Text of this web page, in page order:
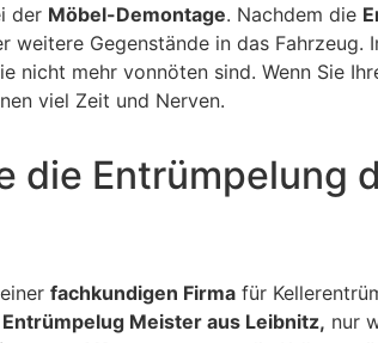
der Möbel-Demontage. Nachdem die
Gegenstände in das Fahrzeug.
nicht mehr vonnöten sind. Wenn Sie
viel Zeit und Nerven.
die Entrümpelung
fachkundigen Firma für
Entrümpelug Meister aus Leibnitz, nur